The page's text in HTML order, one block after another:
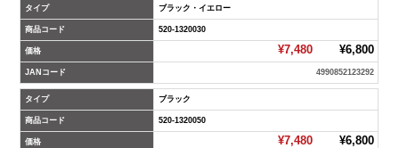
タイプ ブラック・イエロー
商品コード 520-1320030
価格 ¥7,480¥6,800
JANコード 4990852123292
タイプ ブラック
商品コード 520-1320050
価格 ¥7,480¥6,800